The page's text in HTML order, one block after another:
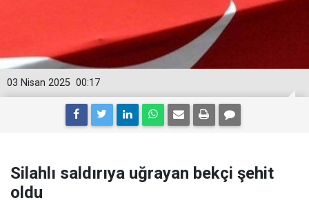
00:17
03 Nisan 2025
Silahlı saldırıya uğrayan bekçi şehit
oldu